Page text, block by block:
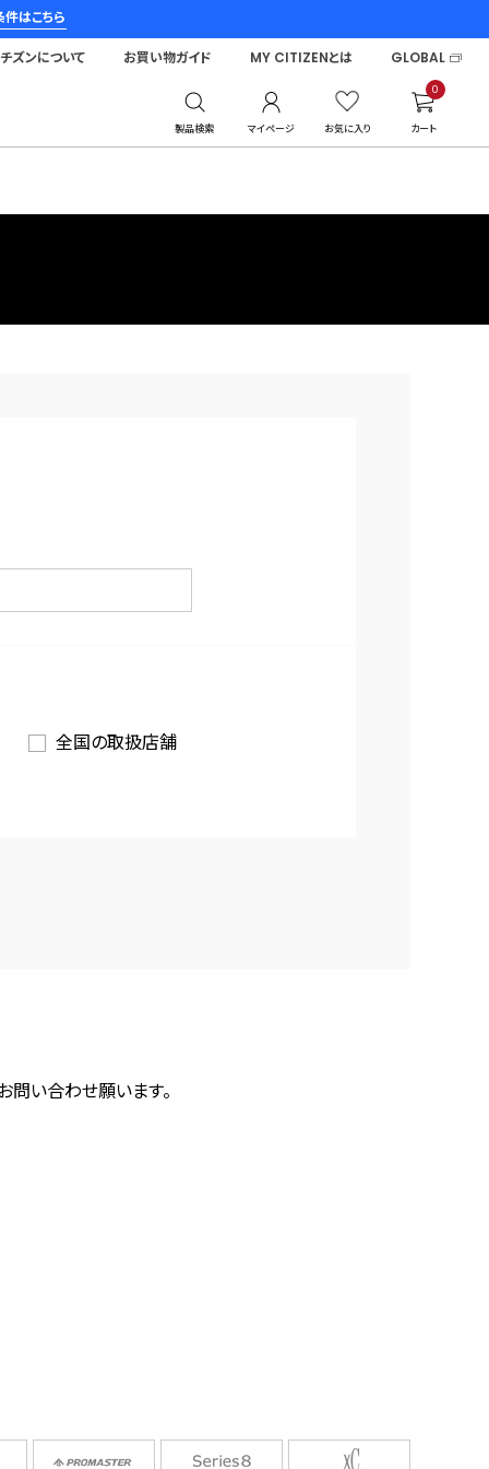
はこちら
製品検索 マイページ お気に入り
0
カート
ズンについて お買い物ガイド MY CITIZENとは GLOBAL
全国の取扱店舗
問い合わせ願います。